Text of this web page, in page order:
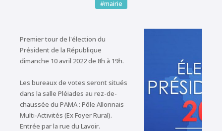
#mairie
Premier tour de l'élection du
Président de la République
dimanche 10 avril 2022 de 8h à 19h.
Les bureaux de votes seront situés
dans la salle Pléiades au rez-de-
chaussée du PAMA : Pôle Allonnais
Multi-Activités (Ex Foyer Rural).
Entrée par la rue du Lavoir.